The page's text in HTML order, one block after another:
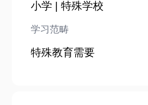
小学 | 特殊学校
学习范畴
特殊教育需要